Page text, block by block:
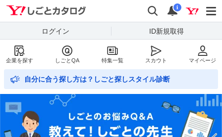
Yahoo!しごとカタログ
検索
通知
i
ログイン ID新規取得
企業を探す しごとQA 特集一覧 スカウト マイページ
自分に合う探し方は？しごと探しスタイル診断